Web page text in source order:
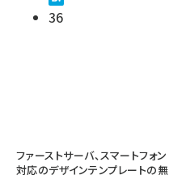
36
ファーストサーバ、スマートフォン
対応のデザインテンプレートの無